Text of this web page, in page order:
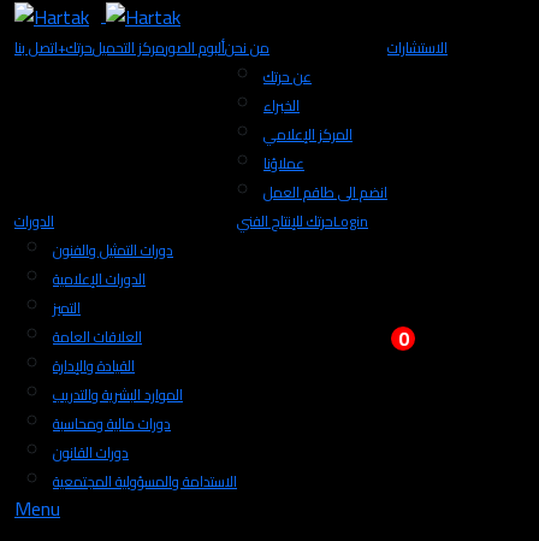
اتصل بنا +حرتكمركز التحميلألبوم الصورمن نحن
عن حرتك
الخبراء
المركز الإعلامي
عملاؤنا
انضم الى طاقم العمل
الاستشارات
الدورات
دورات التمثيل والفنون
الدورات الإعلامية
التميز
العلاقات العامة
القيادة والإدارة
الموارد البشرية والتدريب
دورات مالية ومحاسبة
دورات القانون
الاستدامة والمسؤولية المجتمعية
حرتك للإنتاج الفنيLogin
0
Menu